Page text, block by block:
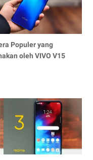
Populer yang
oleh VIVO V15